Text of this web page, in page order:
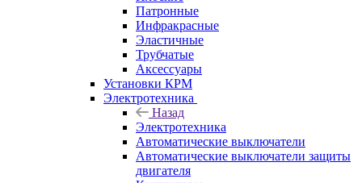
Патронные
Инфракрасные
Эластичные
Трубчатые
Аксессуары
Установки КРМ
Электротехника
Назад
Электротехника
Автоматические выключатели
Автоматические выключатели защиты
двигателя